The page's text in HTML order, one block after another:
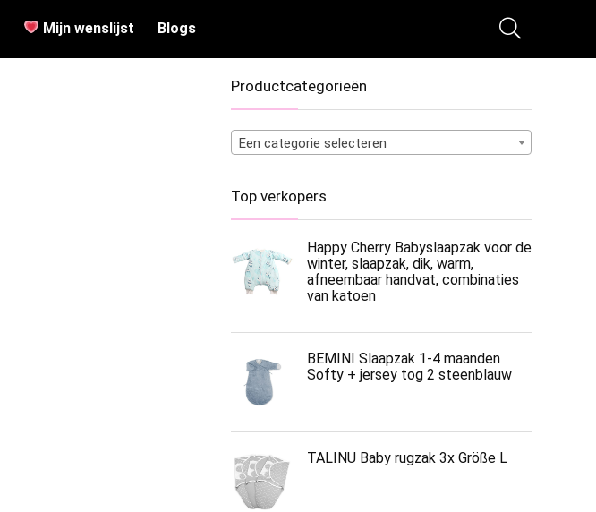
Mijn wenslijst Blogs
Productcategorieën
Een categorie selecteren
Top verkopers
Happy Cherry Babyslaapzak voor de
winter, slaapzak, dik, warm,
afneembaar handvat, combinaties
van katoen
BEMINI Slaapzak 1-4 maanden
Softy + jersey tog 2 steenblauw
TALINU Baby rugzak 3x Größe L